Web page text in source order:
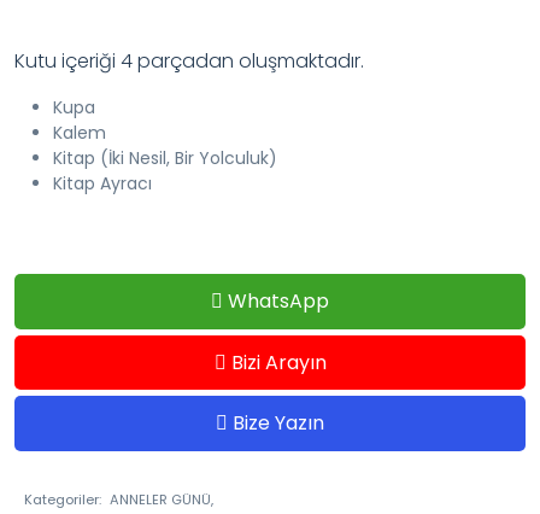
Kutu içeriği 4 parçadan oluşmaktadır.
Kupa
Kalem
Kitap (İki Nesil, Bir Yolculuk)
Kitap Ayracı
WhatsApp
Bizi Arayın
Bize Yazın
Kategoriler: ANNELER GÜNÜ,